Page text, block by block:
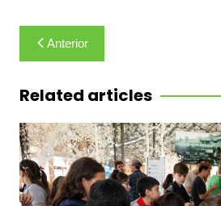
Navegación
de
entradas
Anterior
Related articles